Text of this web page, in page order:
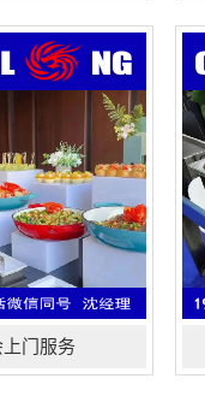
赁、茶几租赁、
吧桌、洽谈桌租
裙租赁,单人沙
人沙发租赁、高
租服务、桌子、
,企业年会、开业
坛、演出策划、
议培训、展览展
展览...
门服务